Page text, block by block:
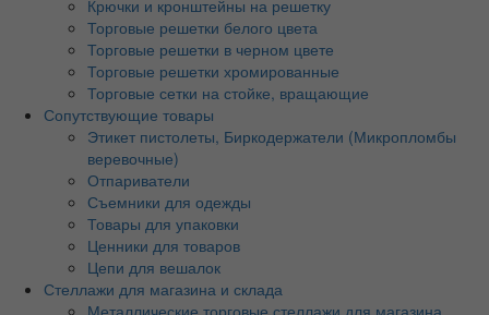
Крючки и кронштейны на решетку
Торговые решетки белого цвета
Торговые решетки в черном цвете
Торговые решетки хромированные
Торговые сетки на стойке, вращающие
Сопутствующие товары
Этикет пистолеты, Биркодержатели (Микропломбы
веревочные)
Отпариватели
Съемники для одежды
Товары для упаковки
Ценники для товаров
Цепи для вешалок
Стеллажи для магазина и склада
Металлические торговые стеллажи для магазина